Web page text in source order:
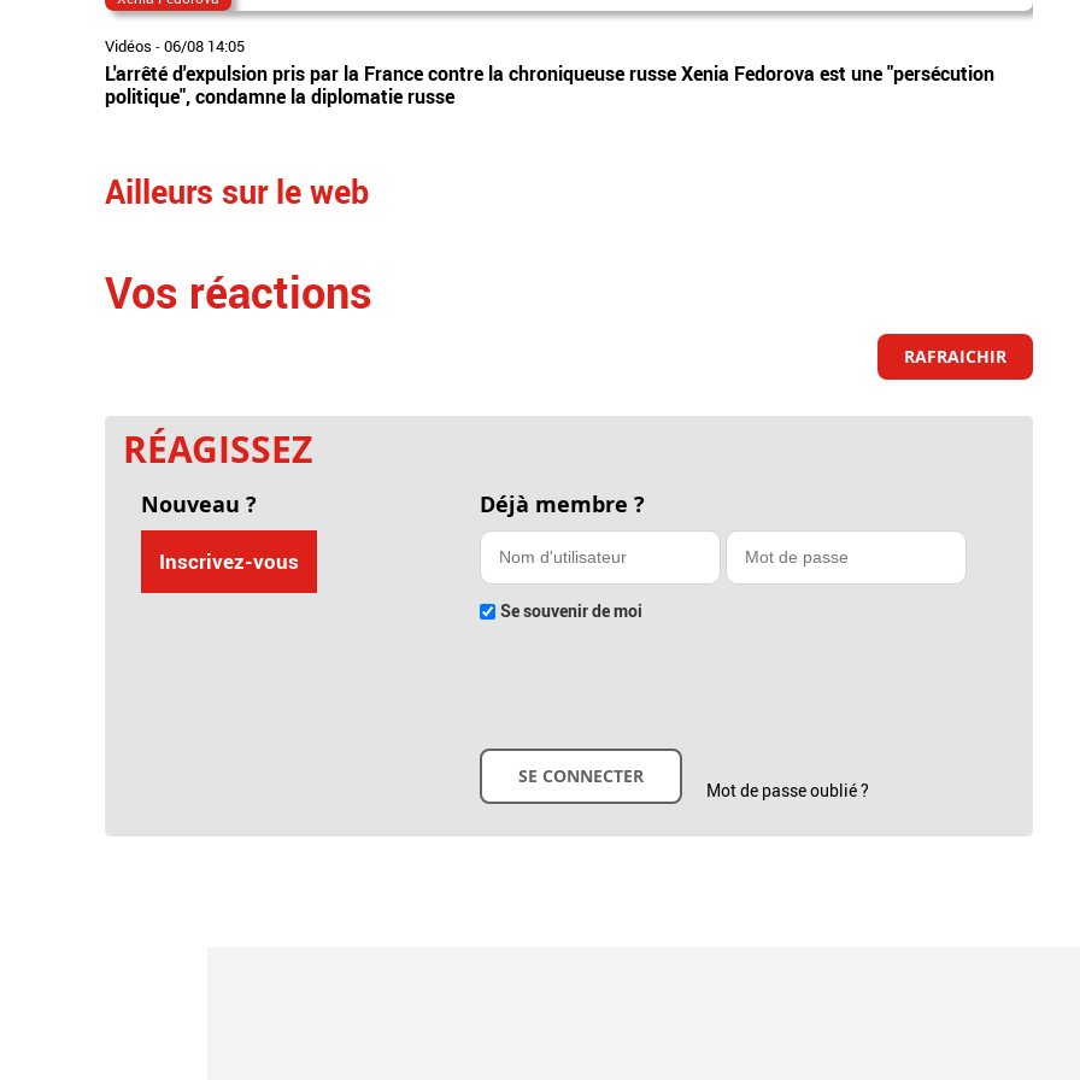
Vidéos -06/08 14:05
L'arrêté d'expulsion pris par la France contre la chroniqueuse russe Xenia Fedorova est une "persécution
politique", condamne la diplomatie russe
Ailleurs sur le web
Vos réactions
RAFRAICHIR
RÉAGISSEZ
Nouveau ?
Inscrivez-vous
Déjà membre ?
Se souvenir de moi
Mot de passe oublié ?